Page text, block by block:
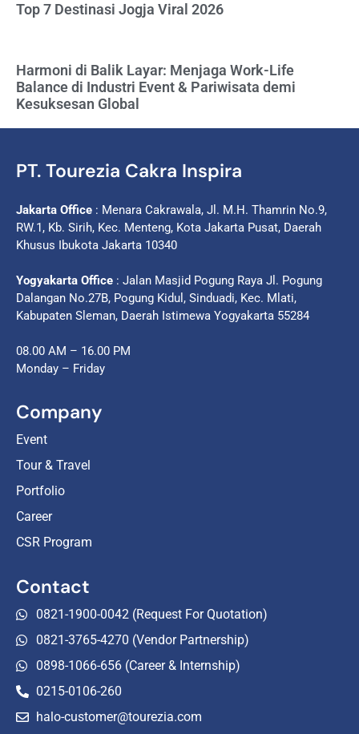
Top 7 Destinasi Jogja Viral 2026
Harmoni di Balik Layar: Menjaga Work-Life
Balance di Industri Event & Pariwisata demi
Kesuksesan Global
PT. Tourezia Cakra Inspira
Jakarta Office : Menara Cakrawala, Jl. M.H. Thamrin No.9,
RW.1, Kb. Sirih, Kec. Menteng, Kota Jakarta Pusat, Daerah
Khusus Ibukota Jakarta 10340
Yogyakarta Office : Jalan Masjid Pogung Raya Jl. Pogung
Dalangan No.27B, Pogung Kidul, Sinduadi, Kec. Mlati,
Kabupaten Sleman, Daerah Istimewa Yogyakarta 55284
08.00 AM – 16.00 PM
Monday – Friday
Company
Event
Tour & Travel
Portfolio
Career
CSR Program
Contact
0821-1900-0042 (Request For Quotation)
0821-3765-4270 (Vendor Partnership)
0898-1066-656 (Career & Internship)
0215-0106-260
halo-customer@tourezia.com